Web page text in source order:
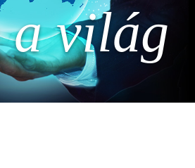
a világ